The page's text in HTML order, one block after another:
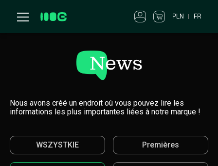
PLN FR
Nous avons créé un endroit où vous pouvez lire les
informations les plus importantes liées à notre marque !
WSZYSTKIE Premières